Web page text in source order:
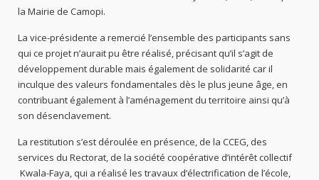
la Mairie de Camopi.
La vice-présidente a remercié l’ensemble des participants sans
qui ce projet n’aurait pu être réalisé, précisant qu’il s’agit de
développement durable mais également de solidarité car il
inculque des valeurs fondamentales dès le plus jeune âge, en
contribuant également à l’aménagement du territoire ainsi qu’à
son désenclavement.
La restitution s’est déroulée en présence, de la CCEG, des
services du Rectorat, de la société coopérative d’intérêt collectif
Kwala-Faya, qui a réalisé les travaux d’électrification de l’école,